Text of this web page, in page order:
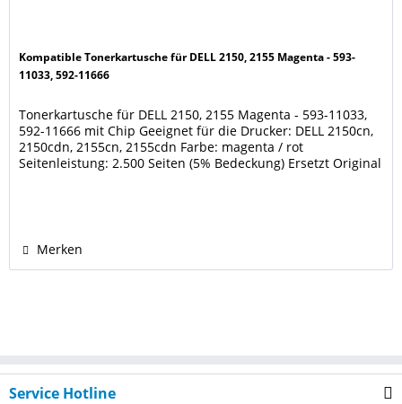
Kompatible Tonerkartusche für DELL 2150, 2155 Magenta - 593-
11033, 592-11666
Tonerkartusche für DELL 2150, 2155 Magenta - 593-11033,
592-11666 mit Chip Geeignet für die Drucker: DELL 2150cn,
2150cdn, 2155cn, 2155cdn Farbe: magenta / rot
Seitenleistung: 2.500 Seiten (5% Bedeckung) Ersetzt Original
Merken
Service Hotline